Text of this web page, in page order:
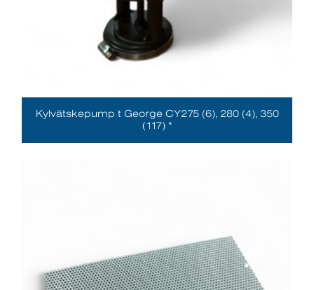
Kylvätskepump t George CY275 (6), 280 (4), 350
(117) *